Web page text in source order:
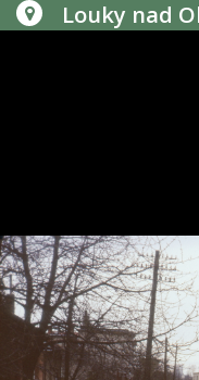
Louky nad